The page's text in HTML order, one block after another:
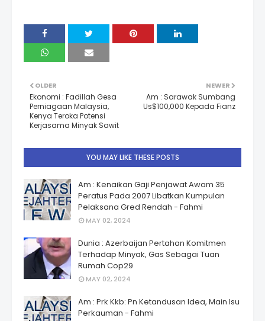
NEWER
Am : Sarawak Sumbang
Us$100,000 Kepada Fianz
OLDER
Ekonomi : Fadillah Gesa
Perniagaan Malaysia,
Kenya Teroka Potensi
Kerjasama Minyak Sawit
YOU MAY LIKE THESE POSTS
Am : Kenaikan Gaji Penjawat Awam 35
Peratus Pada 2007 Libatkan Kumpulan
Pelaksana Gred Rendah - Fahmi
MAY 02, 2024
Dunia : Azerbaijan Pertahan Komitmen
Terhadap Minyak, Gas Sebagai Tuan
Rumah Cop29
MAY 02, 2024
Am : Prk Kkb: Pn Ketandusan Idea, Main Isu
Perkauman - Fahmi